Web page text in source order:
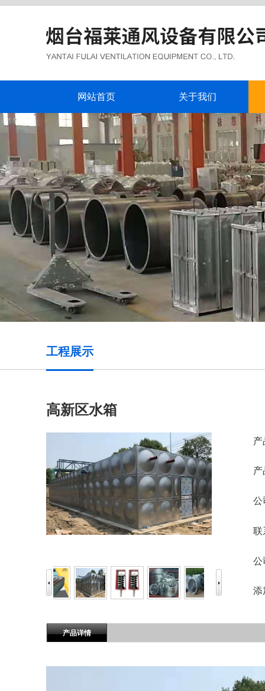
网站首页 关于我们
工程展示
高新区水箱
产
产
公
联
公
添
产品详情